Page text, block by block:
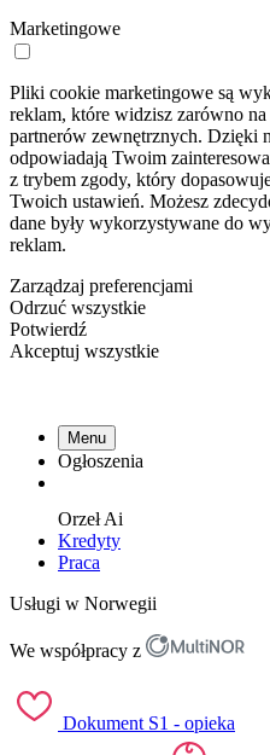
Marketingowe
Pliki cookie marketingowe są
reklam, które widzisz zarówno
partnerów zewnętrznych. Dzięki
odpowiadają Twoim
z trybem zgody, który
Twoich ustawień. Możesz
dane były wykorzystywane do
reklam.
Zarządzaj preferencjami
Odrzuć wszystkie
Potwierdź
Akceptuj wszystkie
Menu
Ogłoszenia
OrzełAi
Kredyty
Praca
Usługi w Norwegii
We współpracy z
Dokument S1 - opieka